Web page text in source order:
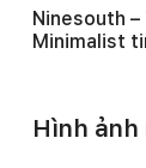
Ninesouth
Minimalist
Hình ảnh